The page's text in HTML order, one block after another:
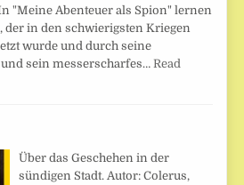
"Meine Abenteuer als Spion" lernen
der in den schwierigsten Kriegen
wurde und durch seine
sein messerscharfes… Read
Über das Geschehen in der
sündigen Stadt. Autor: Colerus,